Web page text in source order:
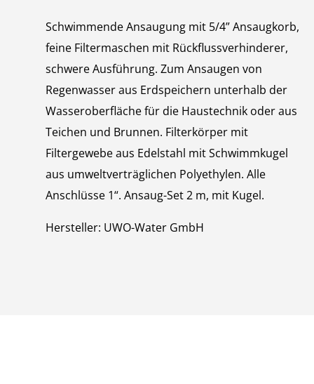
Schwimmende Ansaugung mit 5/4” Ansaugkorb,
feine Filtermaschen mit Rückflussverhinderer,
schwere Ausführung. Zum Ansaugen von
Regenwasser aus Erdspeichern unterhalb der
Wasseroberfläche für die Haustechnik oder aus
Teichen und Brunnen. Filterkörper mit
Filtergewebe aus Edelstahl mit Schwimmkugel
aus umweltverträglichen Polyethylen. Alle
Anschlüsse 1“. Ansaug-Set 2 m, mit Kugel.
Hersteller: UWO-Water GmbH